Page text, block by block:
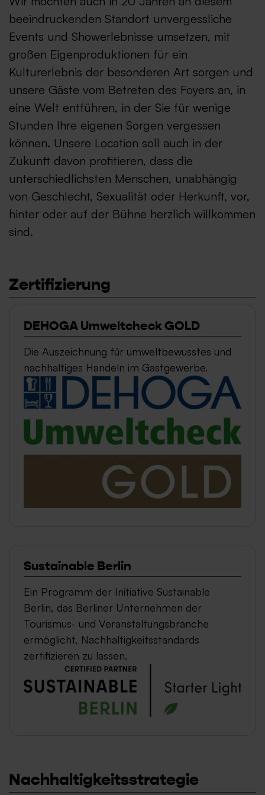
beeindruckenden Standort unvergessliche
Events und Showerlebnisse umsetzen, mit
großen Eigenproduktionen für ein
Kulturerlebnis der besonderen Art sorgen und
unsere Gäste vom Betreten des Foyers an, in
eine Welt entführen, in der Sie für wenige
Stunden Ihre eigenen Sorgen vergessen
können. Unsere Location soll auch in der
Zukunft davon profitieren, dass die
unterschiedlichsten Menschen, unabhängig
von Geschlecht, Sexualität oder Herkunft, vor,
hinter oder auf der Bühne herzlich willkommen
sind.
Zertifizierung
DEHOGA Umweltcheck GOLD
Die Auszeichnung für umweltbewusstes und
nachhaltiges Handeln im Gastgewerbe.
Sustainable Berlin
Ein Programm der Initiative Sustainable
Berlin, das Berliner Unternehmen der
Tourismus- und Veranstaltungsbranche
ermöglicht, Nachhaltigkeitsstandards
zertifizieren zu lassen.
Nachhaltigkeitsstrategie